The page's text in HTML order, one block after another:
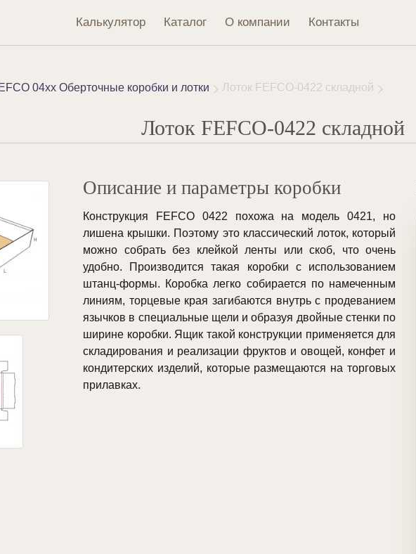
Калькулятор Каталог О компании Контакты
04xx Оберточные коробки и лотки Лоток FEFCO-0422 складной
Лоток FEFCO-0422 складной
Описание и параметры коробки
Конструкция FEFCO 0422 похожа на модель 0421, но
лишена крышки. Поэтому это классический лоток, который
можно собрать без клейкой ленты или скоб, что очень
удобно. Производится такая коробки с использованием
штанц-формы. Коробка легко собирается по намеченным
линиям, торцевые края загибаются внутрь с продеванием
язычков в специальные щели и образуя двойные стенки по
ширине коробки. Ящик такой конструкции применяется для
складирования и реализации фруктов и овощей, конфет и
кондитерских изделий, которые размещаются на торговых
прилавках.